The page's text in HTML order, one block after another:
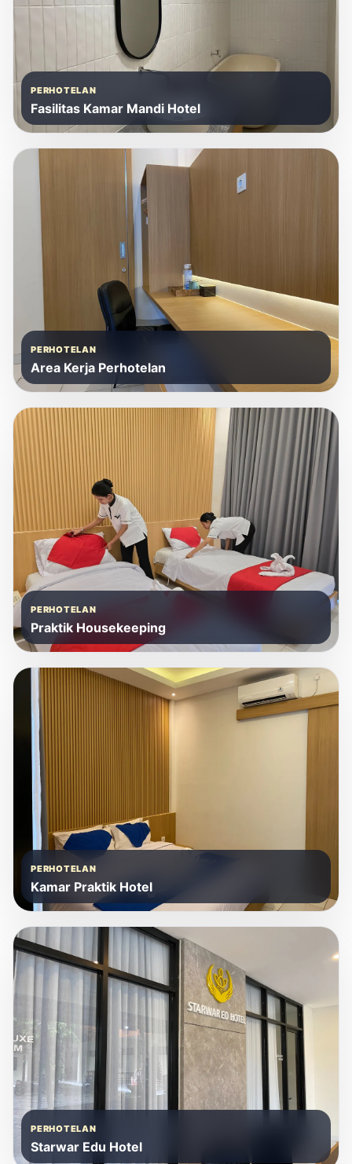
PERHOTELAN
Fasilitas Kamar Mandi Hotel
PERHOTELAN
Area Kerja Perhotelan
PERHOTELAN
Praktik Housekeeping
PERHOTELAN
Kamar Praktik Hotel
PERHOTELAN
Starwar Edu Hotel